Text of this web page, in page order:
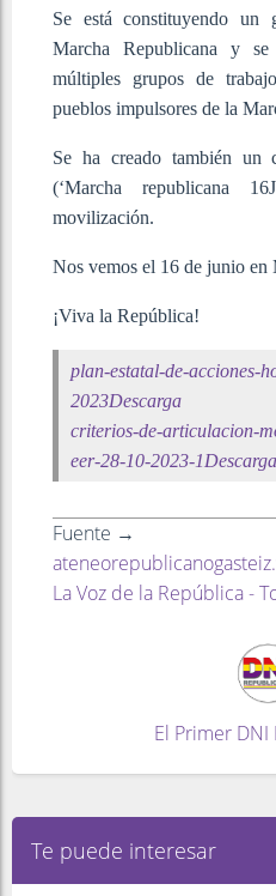
Se está constituyendo un
Marcha Republicana y
múltiples grupos de
pueblos impulsores de la
Se ha creado también un
(‘Marcha republicana
movilización.
Nos vemos el 16 de junio en
¡Viva la República!
plan-estatal-de-acciones-
2023Descarga
criterios-de-articulacion-
eer-28-10-2023-1Descarga
Fuente →
La Voz de la República -
El Primer
Te puede interesar